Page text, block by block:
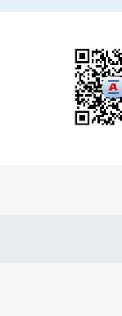
irritada ou
a inalação
fonte de
temperaturas
antes de se